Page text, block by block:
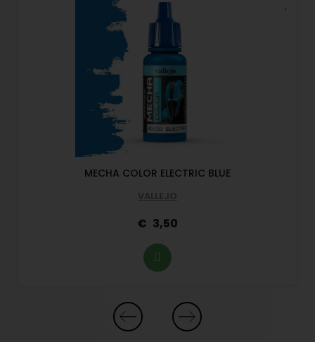
MECHA COLOR ELECTRIC BLUE
VALLEJO
3,50